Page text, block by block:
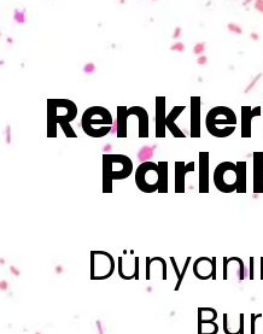
Sizin